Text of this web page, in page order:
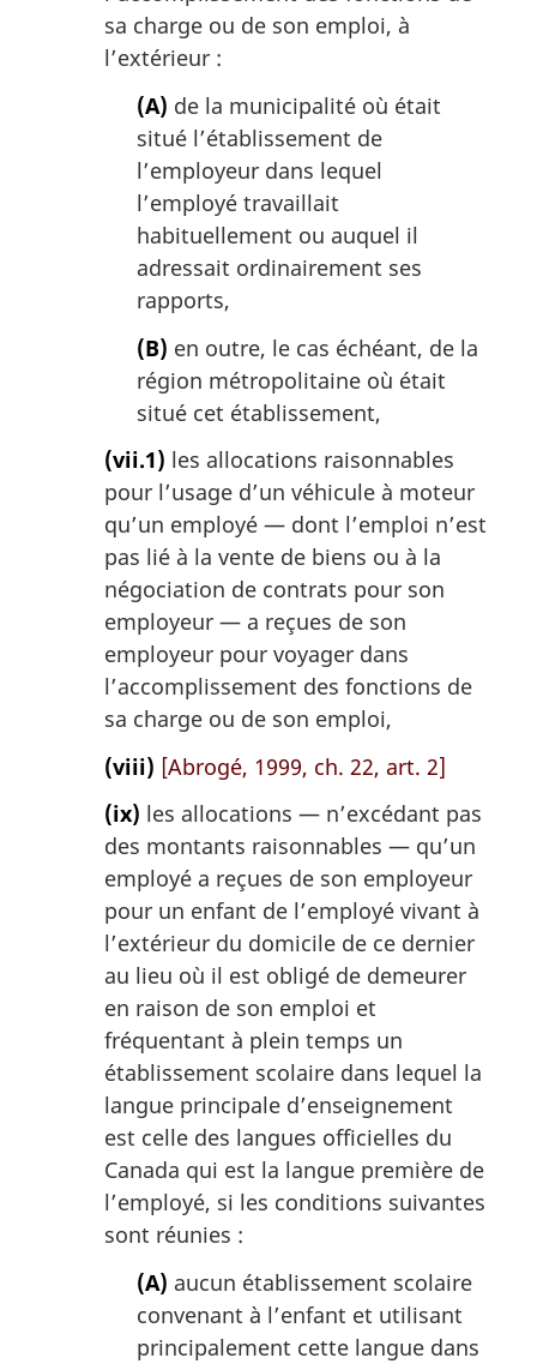
sa charge ou de son emploi, à
l’extérieur :
(A) de la municipalité où était
situé l’établissement de
l’employeur dans lequel
l’employé travaillait
habituellement ou auquel il
adressait ordinairement ses
rapports,
(B) en outre, le cas échéant, de la
région métropolitaine où était
situé cet établissement,
(vii.1) les allocations raisonnables
pour l’usage d’un véhicule à moteur
qu’un employé — dont l’emploi n’est
pas lié à la vente de biens ou à la
négociation de contrats pour son
employeur — a reçues de son
employeur pour voyager dans
l’accomplissement des fonctions de
sa charge ou de son emploi,
(viii) [Abrogé, 1999, ch. 22, art. 2]
(ix) les allocations — n’excédant pas
des montants raisonnables — qu’un
employé a reçues de son employeur
pour un enfant de l’employé vivant à
l’extérieur du domicile de ce dernier
au lieu où il est obligé de demeurer
en raison de son emploi et
fréquentant à plein temps un
établissement scolaire dans lequel la
langue principale d’enseignement
est celle des langues officielles du
Canada qui est la langue première de
l’employé, si les conditions suivantes
sont réunies :
(A) aucun établissement scolaire
convenant à l’enfant et utilisant
principalement cette langue dans